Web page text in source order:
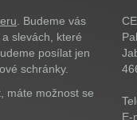
. Budeme vás
slevách, které
posílat jen
schránky.
máte možnost se
E-